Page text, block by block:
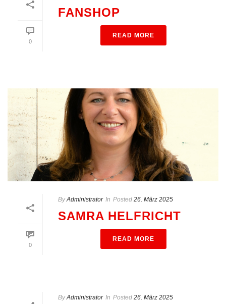
0
FANSHOP
READ MORE
0
By Administrator In Posted 26. März 2025
SAMRA HELFRICHT
READ MORE
By Administrator In Posted 26. März 2025